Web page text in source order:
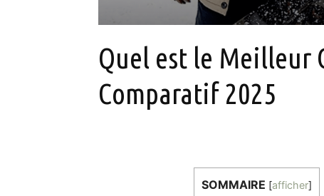
Quel est le Meilleur
Comparatif 2025
SOMMAIRE [afficher]